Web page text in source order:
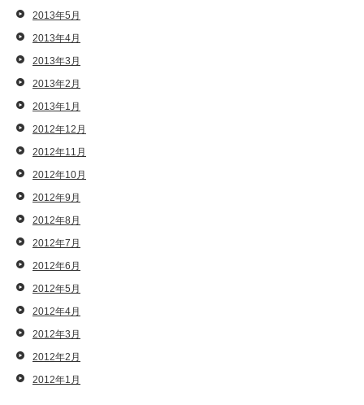
2013年5月
2013年4月
2013年3月
2013年2月
2013年1月
2012年12月
2012年11月
2012年10月
2012年9月
2012年8月
2012年7月
2012年6月
2012年5月
2012年4月
2012年3月
2012年2月
2012年1月